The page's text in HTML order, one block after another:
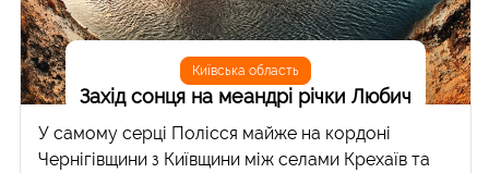
Київська область
Захід сонця на меандрі річки Любич
У самому серці Полісся майже на кордоні
Чернігівщини з Київщини між селами Крехаїв та